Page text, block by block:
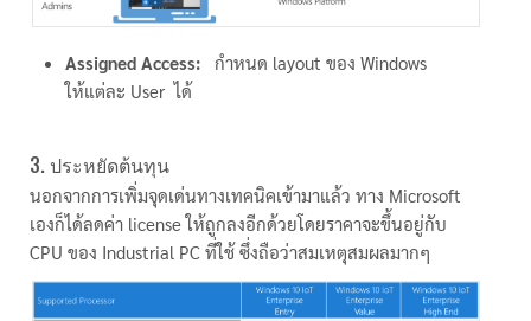
Assigned Access: กำหนด layout ของ Windows
ให้แต่ละ User ได้
3. ประหยัดต้นทุน
นอกจากการเพิ่มจุดเด่นทางเทคนิคเข้ามาแล้ว ทาง Microsoft
เองก็ได้ลดค่า license ให้ถูกลงอีกด้วยโดยราคาจะขึ้นอยู่กับ
CPU ของ Industrial PC ที่ใช้ ซึ่งถือว่าสมเหตุสมผลมากๆ